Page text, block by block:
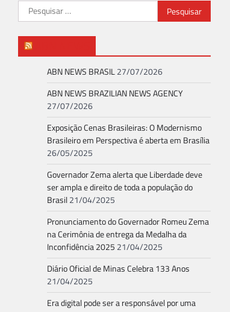
Pesquisar
por:
ABN NEWS BRASIL27/07/2026
ABN NEWS BRAZILIAN NEWS AGENCY
27/07/2026
Exposição Cenas Brasileiras: O Modernismo
Brasileiro em Perspectiva é aberta em Brasília
26/05/2025
Governador Zema alerta que Liberdade deve
ser ampla e direito de toda a população do
Brasil21/04/2025
Pronunciamento do Governador Romeu Zema
na Cerimônia de entrega da Medalha da
Inconfidência 2025 21/04/2025
Diário Oficial de Minas Celebra 133 Anos
21/04/2025
Era digital pode ser a responsável por uma